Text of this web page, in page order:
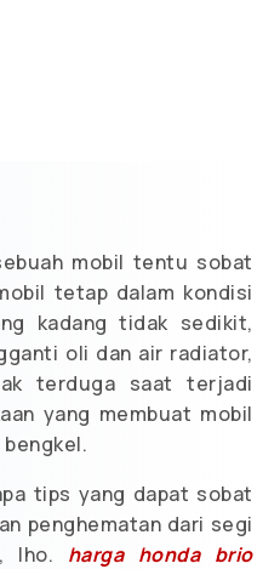
mobil tentu sobat
tetap dalam kondisi
kadang tidak sedikit,
oli dan air radiator,
terduga saat terjadi
yang membuat mobil
tips yang dapat sobat
penghematan dari segi
lho. harga honda brio